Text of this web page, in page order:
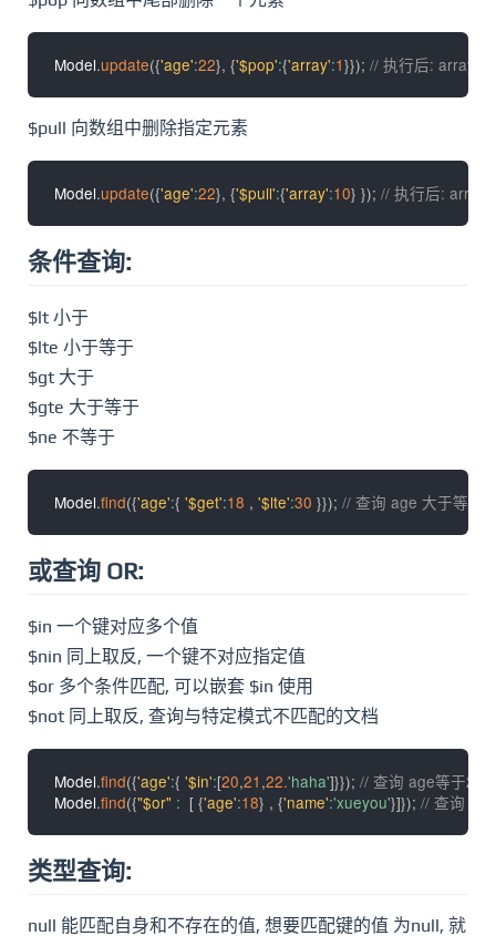
Model.update({'age':22}, {'$pop':{'array':1}}); // 执行后: array :
$pull 向数组中删除指定元素
Model.update({'age':22}, {'$pull':{'array':10} }); // 执行后: array
条件查询:
$lt 小于
$lte 小于等于
$gt 大于
$gte 大于等于
$ne 不等于
Model.find({'age':{ '$get':18 , '$lte':30 }}); // 查询 age 大于等于
或查询 OR:
$in 一个键对应多个值
$nin 同上取反, 一个键不对应指定值
$or 多个条件匹配, 可以嵌套 $in 使用
$not 同上取反, 查询与特定模式不匹配的文档
Model.find({'age':{ '$in':[20,21 ,22.'haha']}}); // 查询 age等于20
Model.find({"$or" : [ {'age':18} , {'name':'xueyou'}]}); // 查询
类型查询:
null 能匹配自身和不存在的值, 想要匹配键的值 为null, 就